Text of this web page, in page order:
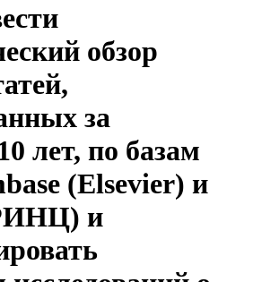
обзор
за
лет, по базам
(Elsevier) и
и